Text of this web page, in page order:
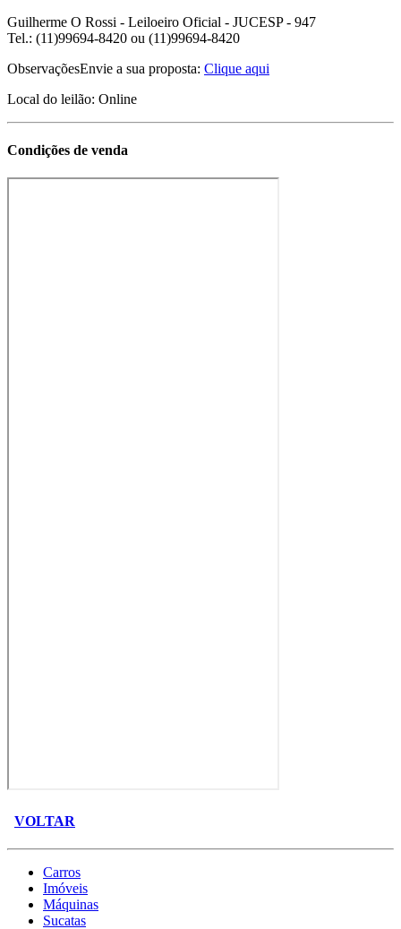
Guilherme O Rossi - Leiloeiro Oficial - JUCESP - 947
Tel.: (11)99694-8420 ou (11)99694-8420
ObservaçõesEnvie a sua proposta: Clique aqui
Local do leilão: Online
Condições de venda
VOLTAR
Carros
Imóveis
Máquinas
Sucatas